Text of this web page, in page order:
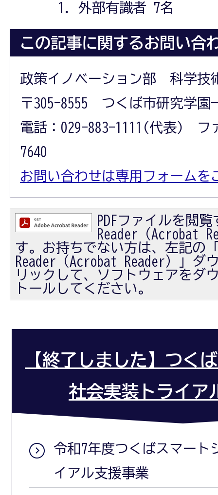
外部有識者 7名
この記事に関するお問い合
政策イノベーション部 科学技
〒305-8555 つくば市研究学園
電話：029-883-1111(代表) フ
7640
お問い合わせは専用フォームを
PDFファイルを閲
Reader（Acrobat
す。お持ちでない方は、左記の
Reader（Acrobat Reader）」ダ
リックして、ソフトウェアをダ
トールしてください。
【終了しました】つく
社会実装トライア
令和7年度つくばスマート
イアル支援事業